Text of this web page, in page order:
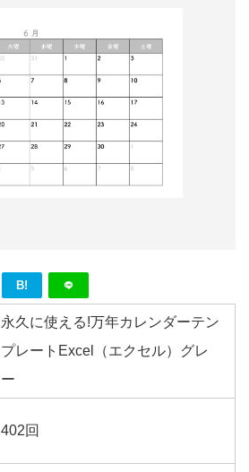
B!
永久に使える!万年カレンダーテン
プレートExcel（エクセル）グレ
ー
402回